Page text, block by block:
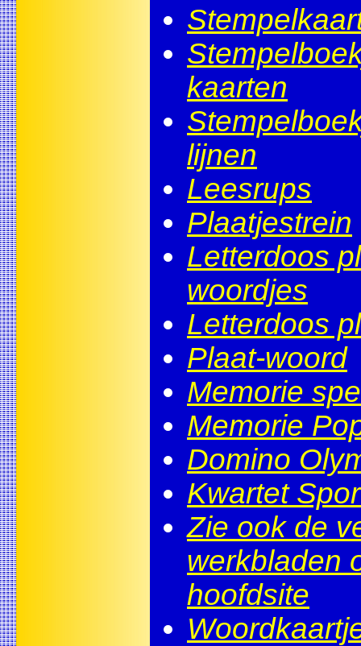
kaarten
lijnen
Leesrups
Plaatjestrein
Letterdoos
woordjes
Letterdoos
Plaat-woord
Memorie
Memorie
Domino
Kwartet
Zie ook de
werkbladen
hoofdsite